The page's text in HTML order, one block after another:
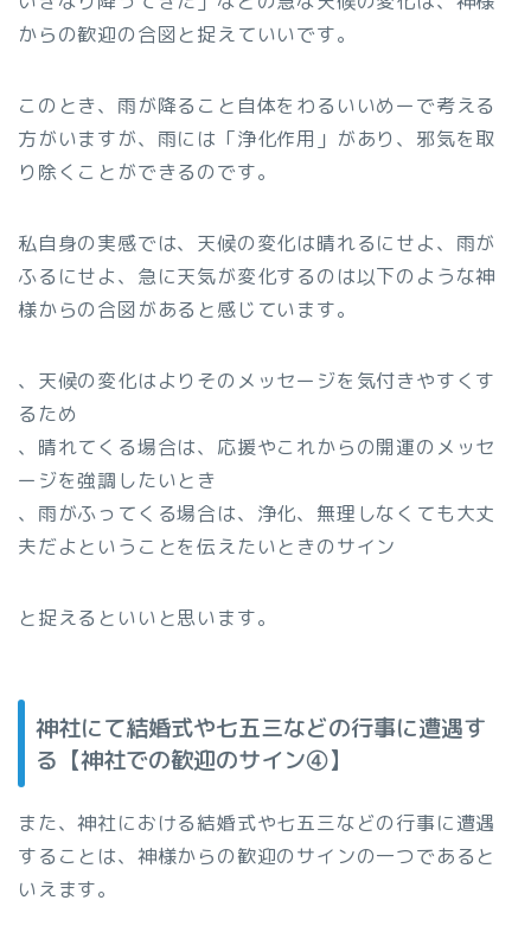
からの歓迎の合図と捉えていいです。
このとき、雨が降ること自体をわるいいめーで考える
方がいますが、雨には「浄化作用」があり、邪気を取
り除くことができるのです。
私自身の実感では、天候の変化は晴れるにせよ、雨が
ふるにせよ、急に天気が変化するのは以下のような神
様からの合図があると感じています。
、天候の変化はよりそのメッセージを気付きやすくす
るため
、晴れてくる場合は、応援やこれからの開運のメッセ
ージを強調したいとき
、雨がふってくる場合は、浄化、無理しなくても大丈
夫だよということを伝えたいときのサイン
と捉えるといいと思います。
神社にて結婚式や七五三などの行事に遭遇す
る【神社での歓迎のサイン④】
また、神社における結婚式や七五三などの行事に遭遇
することは、神様からの歓迎のサインの一つであると
いえます。